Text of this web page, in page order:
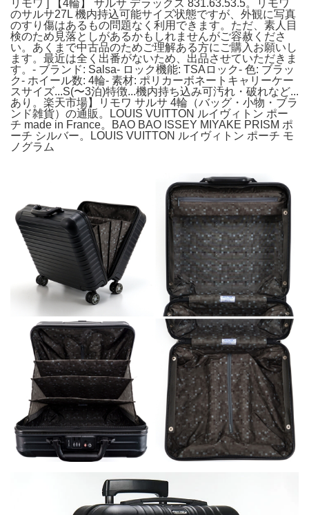
リモワ ] 【4輪】 サルサ デラックス 831.63.53.5。リモワ
のサルサ27L 機内持込可能サイズ状態ですが、外観に写真
のすり傷はあるもの問題なく利用できます。ただ、素人目
検のため見落としがあるかもしれませんがご容赦くださ
い。あくまで中古品のためご理解ある方にご購入お願いし
ます。最近は全く出番がないため、出品させていただきま
す。- ブランド: Salsa- ロック機能: TSAロック- 色: ブラッ
ク- ホイール数: 4輪- 素材: ポリカーボネートキャリーケー
スサイズ...S(〜3泊)特徴...機内持ち込み可汚れ・破れなど...
あり。楽天市場】リモワ サルサ 4輪（バッグ・小物・ブラ
ンド雑貨）の通販。LOUIS VUITTON ルイヴィトン ポー
チ made in France。BAO BAO ISSEY MIYAKE PRISM ポ
ーチ シルバー。LOUIS VUITTON ルイヴィトン ポーチ モ
ノグラム